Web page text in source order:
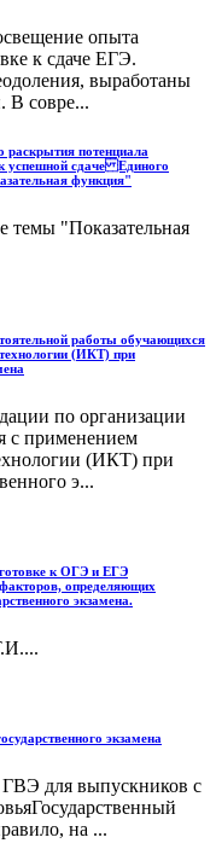
опыта
к сдаче ЕГЭ.
выработаны
В совре...
раскрытия потенциала
успешной сдаче Единого
функция"
темы "Показательная
работы обучающихся
(ИКТ) при
по организации
с применением
(ИКТ) при
э...
к ОГЭ и ЕГЭ
определяющих
экзамена.
экзамена
для выпускников с
на ...